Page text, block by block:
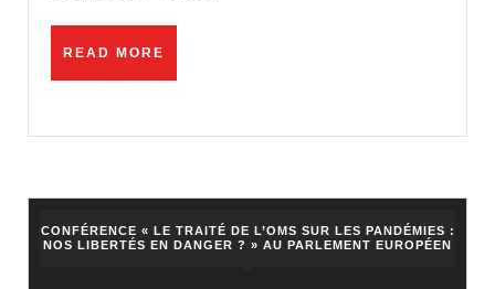
READ MORE
CONFÉRENCE « LE TRAITÉ DE L’OMS SUR LES PANDÉMIES :
NOS LIBERTÉS EN DANGER ? » AU PARLEMENT EUROPÉEN